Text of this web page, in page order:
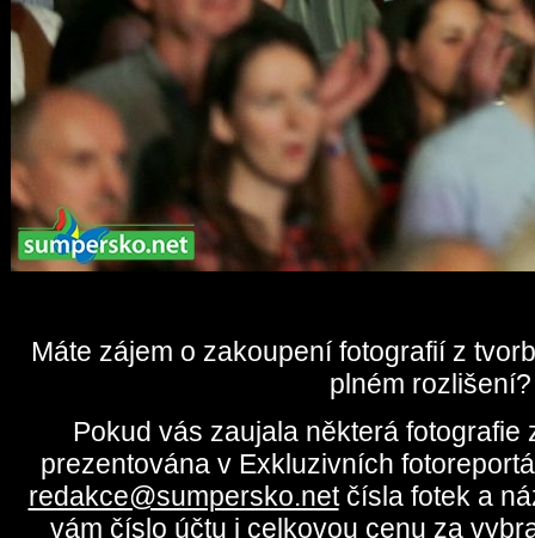
Máte zájem o zakoupení fotografií z
plném rozlišení?
Pokud vás zaujala některá fotografie
prezentována v Exkluzivních
redakce@sumpersko.netčísla fotek a
vám číslo účtu i celkovou cenu za